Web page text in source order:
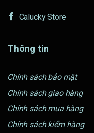
Calucky Store
Thông tin
Chính sách bảo mật
Chính sách giao hàng
Chính sách mua hàng
Chính sách kiểm hàng